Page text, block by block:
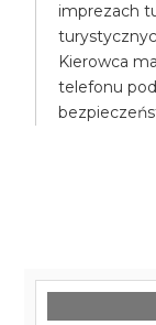
imprezach
Kierowca
telefonu